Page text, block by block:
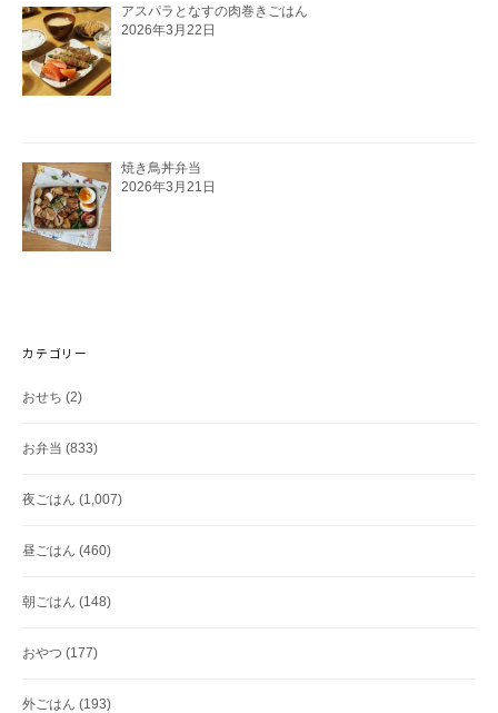
アスパラとなすの肉巻きごはん
2026年3月22日
焼き鳥丼弁当
2026年3月21日
カテゴリー
おせち (2)
お弁当 (833)
夜ごはん (1,007)
昼ごはん (460)
朝ごはん (148)
おやつ (177)
外ごはん (193)